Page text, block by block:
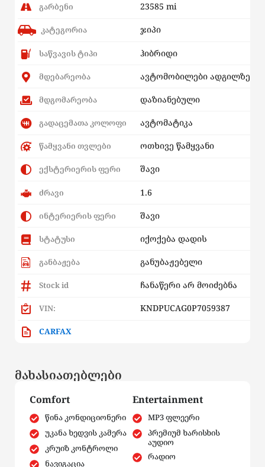
გარბენი 23585 mi
კატეგორია ჯიპი
საწვავის ტიპი ჰიბრიდი
მდებარეობა ავტომობილები ადგილზე
მდგომარეობა დაზიანებული
გადაცემათა კოლოფი ავტომატიკა
წამყვანი თვლები ოთხივე წამყვანი
ექსტერიერის ფერი შავი
ძრავი 1.6
ინტერიერის ფერი შავი
სტატუსი იქოქება დადის
განბაჟება განუბაჟებელი
Stock id ჩანაწერი არ მოიძებნა
VIN: KNDPUCAG0P7059387
CARFAX
მახასიათებლები
Comfort
წინა კონდიციონერი
უკანა ხედვის კამერა
კრუიზ კონტროლი
ნავიგაცია
Entertainment
MP3 ფლეერი
პრემიუმ ხარისხის
აუდიო
რადიო